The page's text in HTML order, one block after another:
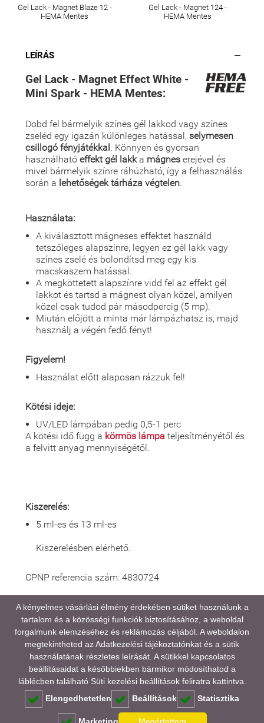
Gel Lack - Magnet Blaze 12 -
HEMA Mentes
Gel Lack - Magnet 124 -
HEMA Mentes
LEÍRÁS
Gel Lack - Magnet Effect White -
Mini Spark - HEMA Mentes:
Dobd fel bármelyik színes gél lakkod vagy színes
zseléd egy igazán különleges hatással, selymesen
csillogó fényjátékkal. Könnyen és gyorsan
használható effekt gél lakka mágnes erejével és
mivel bármelyik színre ráhúzható, így a felhasználás
során a lehetőségek tárháza végtelen.
Használata:
A kiválasztott mágneses effektet használd
tetszőleges alapszínre, legyen ez gél lakk vagy
színes zselé és bolondítsd meg egy kis
macskaszem hatással.
A megköttetett alapszínre vidd fel az effekt gél
lakkot és tartsd a mágnest olyan közel, amilyen
közel csak tudod pár másodpercig (5 mp).
Miután előjött a minta már lámpázhatsz is, majd
használj a végén fedő fényt!
Figyelem!
Használat előtt alaposan rázzuk fel!
Kötési ideje:
UV/LED lámpában pedig 0,5-1 perc
A kötési idő függ a körmös lámpa teljesítményétől és
a felvitt anyag mennyiségétől.
Kiszerelés:
5 ml-es és 13 ml-es
Kiszerelésben elérhető.
CPNP referencia szám: 4830724
A médiatartalmainkban megjelenő színek eltérhetnek
a valóságtól, kijelző és monitor beállításaitól,
valamint a környezeti fényviszonyoktól függően.
GYAKORI KÉRDÉSEK (FAQ)
A kényelmes vásárlási élmény érdekében sütiket használunk a
tartalom és a közösségi funkciók biztosításához, a weboldal
forgalmunk elemzéséhez és reklámozás céljából. A weboldalon
megtekintheted azAdatkezelési tájékoztatónkat és a sütik
használatának részletes leírását. A sütikkel kapcsolatos
beállításaidat a későbbiekben bármikor módosíthatod a
láblécben található Süti kezelési beállítások feliratra kattintva.
Elengedhetetlen
Beállítások Statisztika